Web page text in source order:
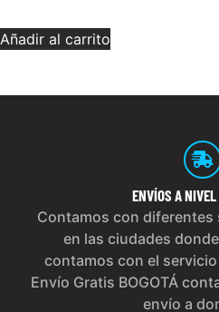
Añadir al carrito
ENVÍOS A NIVEL
Contamos con diferentes
en las ciudades
contamos con el
Envío Gratis BOGOTÁ
envío a